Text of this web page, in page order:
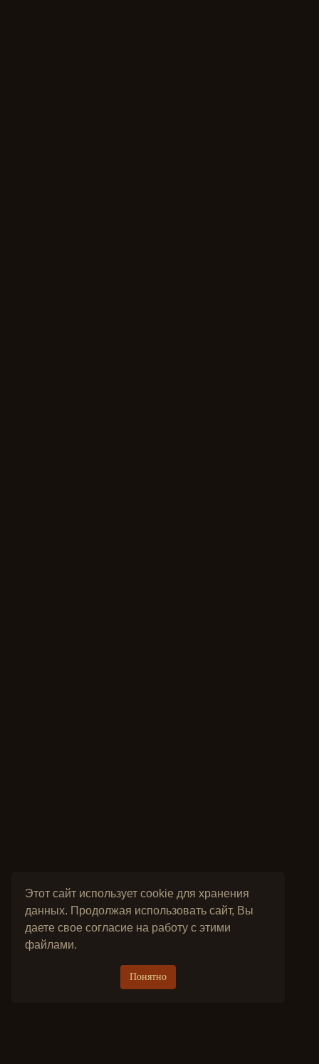
Этот сайт использует cookie для хранения
данных. Продолжая использовать сайт, Вы
даете свое согласие на работу с этими
файлами.
Понятно